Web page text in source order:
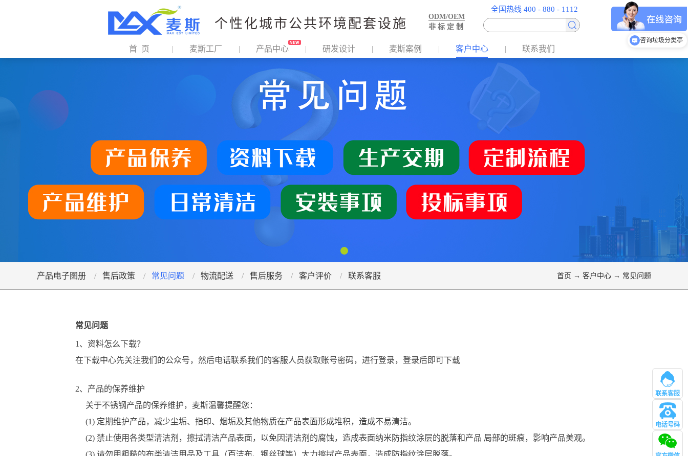
个性化城市公共环境配套设施
ODM/OEM
非 标 定 制
全国热线 400 - 880 - 1112
首 页 麦斯工厂 产品中心 研发设计 麦斯案例 客户中心 联系我们
首页 → 客户中心 → 常见问题
产品电子图册 售后政策 常见问题 物流配送 售后服务 客户评价 联系客服
常见问题
1、资料怎么下载？
在下载中心先关注我们的公众号，然后电话联系我们的客服人员获取账号密码，进行登录，登录后即可下载
2、产品的保养维护
关于不锈钢产品的保养维护，麦斯温馨提醒您：
(1) 定期维护产品，减少尘垢、指印、烟垢及其他物质在产品表面形成堆积，造成不易清洁。
(2) 禁止使用各类型清洁剂，擦拭清洁产品表面，以免因清洁剂的腐蚀，造成表面纳米防指纹涂层的脱落和产品 局部的斑痕，影响产品美观。
(3) 请勿用粗糙的布类清洁用品及工具（百洁布、钢丝球等）大力擦拭产品表面，造成防指纹涂层脱落。
联系客服
电话号码
管理
咨询垃圾分类亭